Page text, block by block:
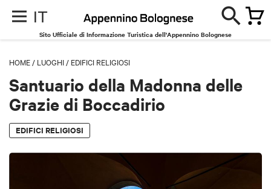
IT
Sito Ufficiale di Informazione Turistica dell'Appennino Bolognese
HOME / LUOGHI / EDIFICI RELIGIOSI
Santuario della Madonna delle
Grazie di Boccadirio
EDIFICI RELIGIOSI